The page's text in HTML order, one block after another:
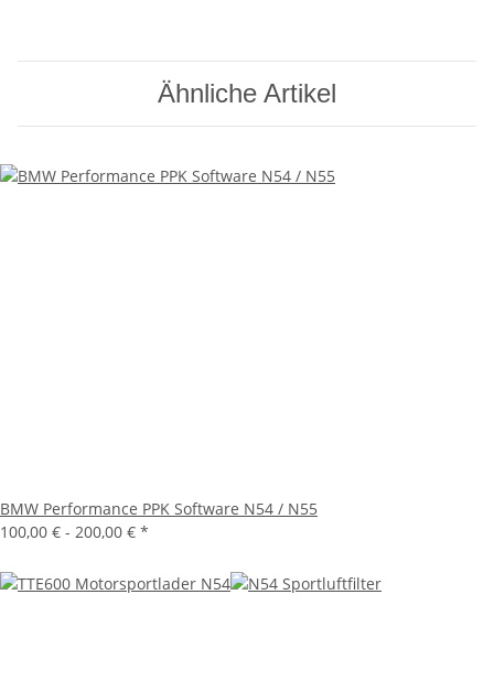
Ähnliche Artikel
BMW Performance PPK Software N54 / N55
100,00 € - 200,00 € *